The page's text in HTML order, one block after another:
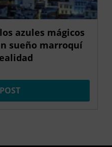
azules mágicos
sueño marroquí